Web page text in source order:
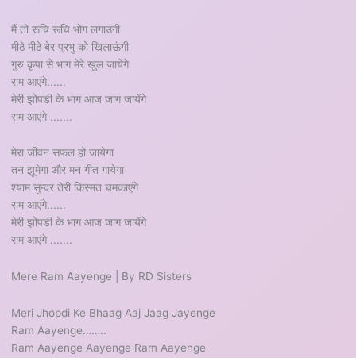
मैं तो रूचि रूचि भोग लगाउंगी
मीठे मीठे बेर प्रभु को खिलाऊंगी
गुरु कृपा से भाग मेरे खुल जायेंगे
राम आएंगे......
मेरी झोपडी के भाग आज जाग जायेंगे
राम आएंगे .......
मेरा जीवन सफल हो जायेगा
तन झूमेगा और मन गीत गायेगा
श्याम सुन्दर तेरी किस्मत चमकाएंगे
राम आएंगे......
मेरी झोपडी के भाग आज जाग जायेंगे
राम आएंगे .......
Mere Ram Aayenge | By RD Sisters
Meri Jhopdi Ke Bhaag Aaj Jaag Jayenge
Ram Aayenge……..
Ram Aayenge Aayenge Ram Aayenge